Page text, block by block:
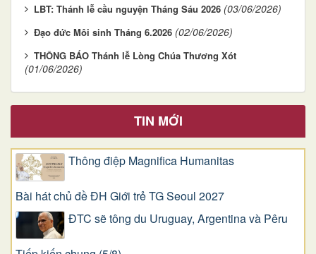
LBT: Thánh lễ cầu nguyện Tháng Sáu 2026 (03/06/2026)
Đạo đức Môi sinh Tháng 6.2026 (02/06/2026)
THÔNG BÁO Thánh lễ Lòng Chúa Thương Xót
(01/06/2026)
TIN MỚI
Thông điệp Magnifica Humanitas
Bài hát chủ đề ĐH Giới trẻ TG Seoul 2027
ĐTC sẽ tông du Uruguay, Argentina và Pêru